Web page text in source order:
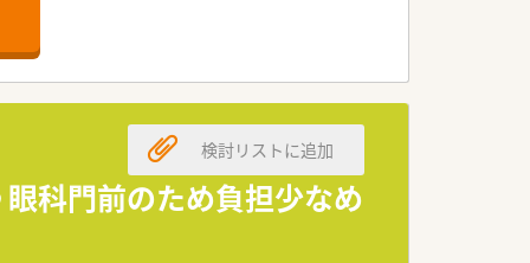
ます。
います。
す。
人です。
科門前のため負担少なめ
検討リストに追加